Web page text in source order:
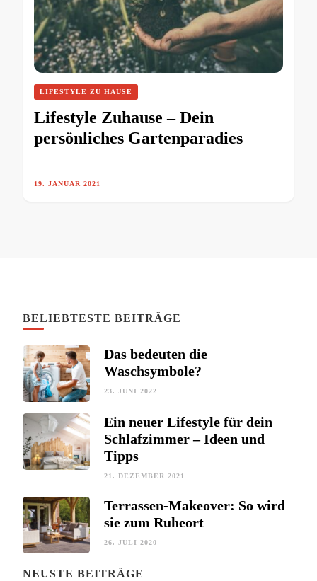
LIFESTYLE ZU HAUSE
Lifestyle Zuhause – Dein
persönliches Gartenparadies
19. JANUAR 2021
BELIEBTESTE BEITRÄGE
Das bedeuten die
Waschsymbole?
23. JUNI 2022
Ein neuer Lifestyle für dein
Schlafzimmer – Ideen und
Tipps
21. DEZEMBER 2021
Terrassen-Makeover: So wird
sie zum Ruheort
26. JULI 2020
NEUSTE BEITRÄGE